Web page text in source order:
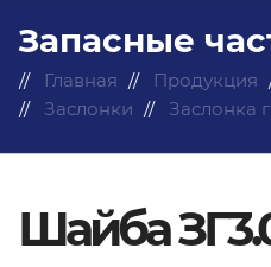
Запасные
Главная Продукция
Заслонки
Заслонка
Шайба